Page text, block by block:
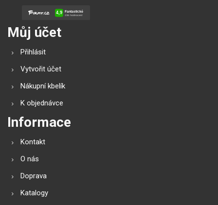
Můj účet
Přihlásit
Vytvořit účet
Nákupní kbelík
K objednávce
Informace
Kontakt
O nás
Doprava
Katalogy